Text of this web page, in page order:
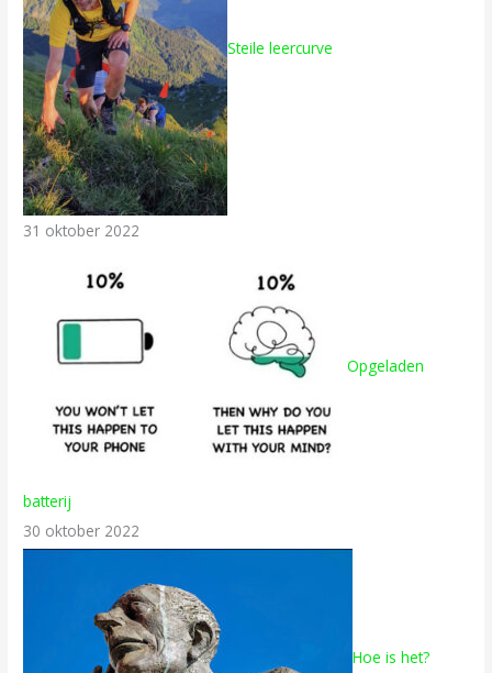
Steile leercurve
31 oktober 2022
Opgeladen
batterij
30 oktober 2022
Hoe is het?